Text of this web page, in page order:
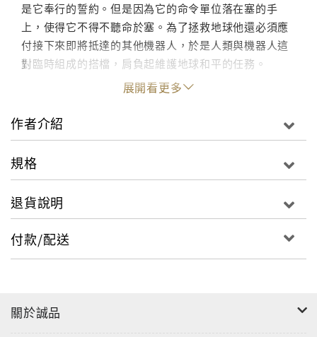
是它奉行的誓約。但是因為它的命令單位落在塞的手
上，使得它不得不聽命於塞。為了拯救地球他還必須應
付接下來即將抵達的其他機器人，於是人類與機器人這
對臨時組成的搭檔，肩負起維護地球和平的任務。
展開看更多
作者介紹
規格
退貨說明
付款/配送
關於誠品